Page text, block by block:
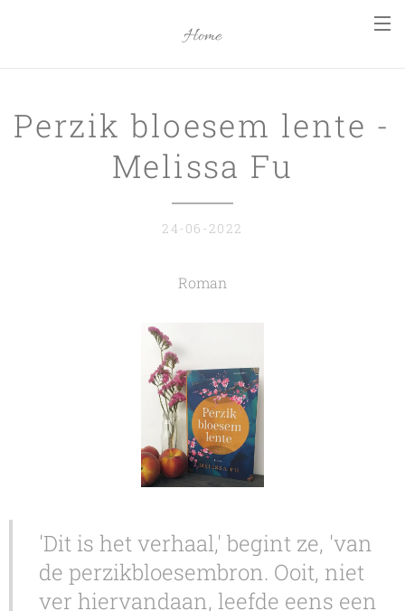
Home
Perzik bloesem lente -
Melissa Fu
24-06-2022
Roman
'Dit is het verhaal,' begint ze, 'van
de perzikbloesembron. Ooit, niet
ver hiervandaan, leefde eens een